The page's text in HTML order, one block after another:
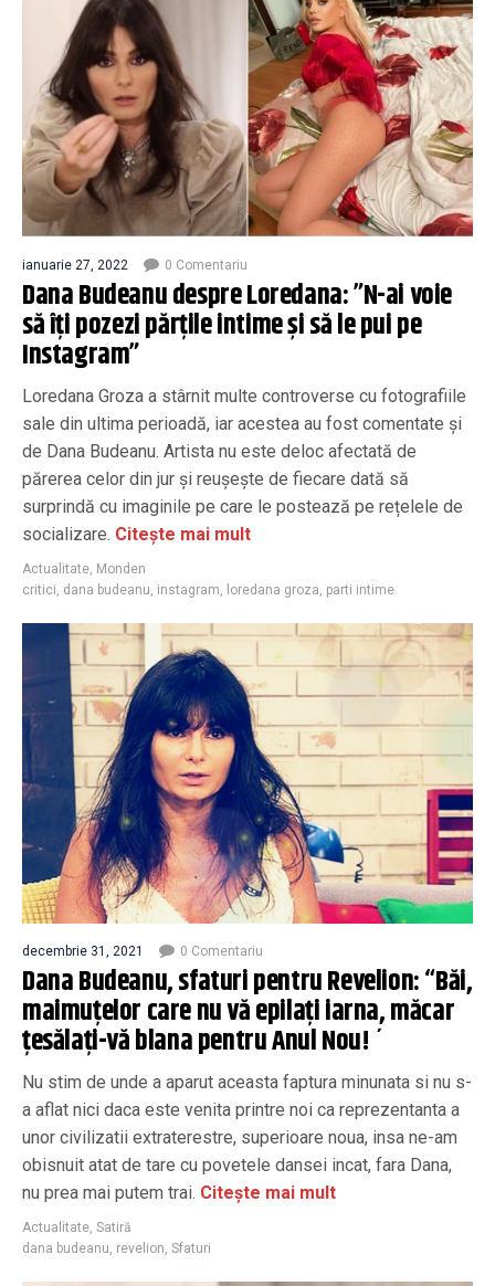
ianuarie 27, 2022 0 Comentariu
Dana Budeanu despre Loredana: ”N-ai voie
să îți pozezi părțile intime și să le pui pe
Instagram”
Loredana Groza a stârnit multe controverse cu fotografiile
sale din ultima perioadă, iar acestea au fost comentate și
de Dana Budeanu. Artista nu este deloc afectată de
părerea celor din jur și reușește de fiecare dată să
surprindă cu imaginile pe care le postează pe rețelele de
socializare. Citește mai mult
Actualitate, Monden
critici, dana budeanu, instagram, loredana groza, parti intime
decembrie 31, 2021 0 Comentariu
Dana Budeanu, sfaturi pentru Revelion: “Băi,
maimuțelor care nu vă epilați iarna, măcar
țesălați-vă blana pentru Anul Nou! ´
Nu stim de unde a aparut aceasta faptura minunata si nu s-
a aflat nici daca este venita printre noi ca reprezentanta a
unor civilizatii extraterestre, superioare noua, insa ne-am
obisnuit atat de tare cu povetele dansei incat, fara Dana,
nu prea mai putem trai. Citește mai mult
Actualitate, Satiră
dana budeanu, revelion, Sfaturi